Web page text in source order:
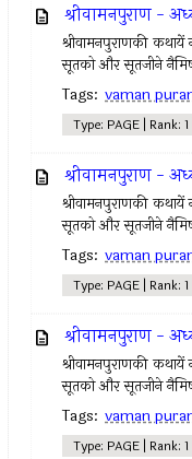
श्रीवामनपुराण -
श्रीवामनपुराणकी
सूतको और सूतजीने
Tags: vaman
Type: PAGE | Rank:
श्रीवामनपुराण -
श्रीवामनपुराणकी
सूतको और सूतजीने
Tags: vaman
Type: PAGE | Rank:
श्रीवामनपुराण -
श्रीवामनपुराणकी
सूतको और सूतजीने
Tags: vaman
Type: PAGE | Rank: